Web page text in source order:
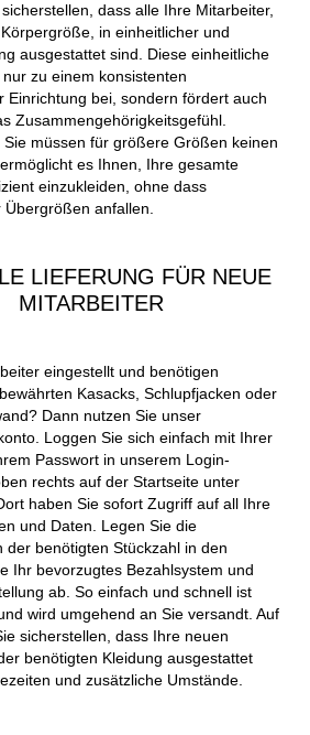
dass alle Ihre Mitarbeiter,
in einheitlicher und
ausgestattet sind. Diese einheitliche
zu einem konsistenten
Einrichtung bei, sondern fördert auch
Zusammengehörigkeitsgefühl.
müssen für größere Größen keinen
es Ihnen, Ihre gesamte
einzukleiden, ohne dass
anfallen.
LIEFERUNG FÜR NEUE
MITARBEITER
eingestellt und benötigen
Kasacks, Schlupfjacken oder
Dann nutzen Sie unser
Loggen Sie sich einfach mit Ihrer
Passwort in unserem Login-
rechts auf der Startseite unter
haben Sie sofort Zugriff auf all Ihre
und Daten. Legen Sie die
der benötigten Stückzahl in den
Ihr bevorzugtes Bezahlsystem und
ab. So einfach und schnell ist
wird umgehend an Sie versandt. Auf
sicherstellen, dass Ihre neuen
benötigten Kleidung ausgestattet
und zusätzliche Umstände.